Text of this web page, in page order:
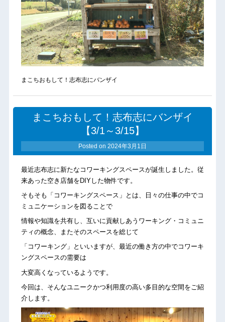
まこちおもして！志布志にバンザイ
まこちおもして！志布志にバンザイ
【3/1～3/15】
Posted on 2024年3月1日
最近志布志に新たなコワーキングスペースが誕生しました。従
来あった空き店舗をDIYした物件です。
そもそも「コワーキングスペース」とは、日々の仕事の中でコ
ミュニケーションを図ることで
情報や知識を共有し、互いに貢献しあうワーキング・コミュニ
ティの概念、またそのスペースを総じて
「コワーキング」といいますが、最近の働き方の中でコワーキ
ングスペースの需要は
大変高くなっているようです。
今回は、そんなユニークかつ利用度の高い多目的な空間をご紹
介します。